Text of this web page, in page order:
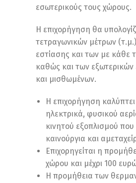
εσωτερικούς τους χώρους.
Η επιχορήγηση θα
τετραγωνικών μέτρων
εστίασης και των με κάθε
καθώς και των
και μισθωμένων.
Η επιχορήγηση
ηλεκτρικά, φυσικού
κινητού εξοπλισμού
καινούργια και
Επιχορηγείται η
χώρου και μέχρι 100
Η προμήθεια των